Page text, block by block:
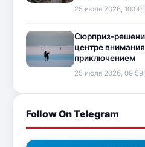
25 июля 2026, 10:00
Сюрприз-
центре
приключением
25 июля 2026, 09:59
Follow On Telegram